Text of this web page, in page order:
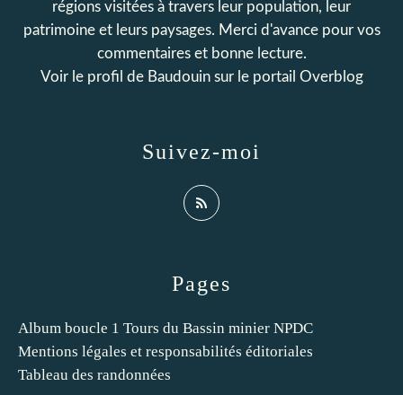
Pages
Album boucle 1 Tours du Bassin minier NPDC
Mentions légales et responsabilités éditoriales
Tableau des randonnées
Suivez-moi
régions visitées à travers leur population, leur
patrimoine et leurs paysages. Merci d'avance pour vos
commentaires et bonne lecture.
Voir le profil de Baudouinsur le portail Overblog